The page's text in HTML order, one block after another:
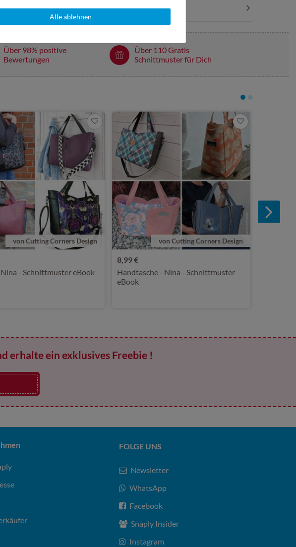
Über 98% positive
Bewertungen
Über 110 Gratis
Schnittmuster für Dich
von Cutting Corners Design
Nina - Schnittmuster eBook
von Cutting Corners Design
8,99 €
Handtasche - Nina - Schnittmuster
eBook
erhalte ein exklusives Freebie !
Alle ablehnen
FOLGE UNS
Newsletter
WhatsApp
Facebook
Snaply Insider
Instagram